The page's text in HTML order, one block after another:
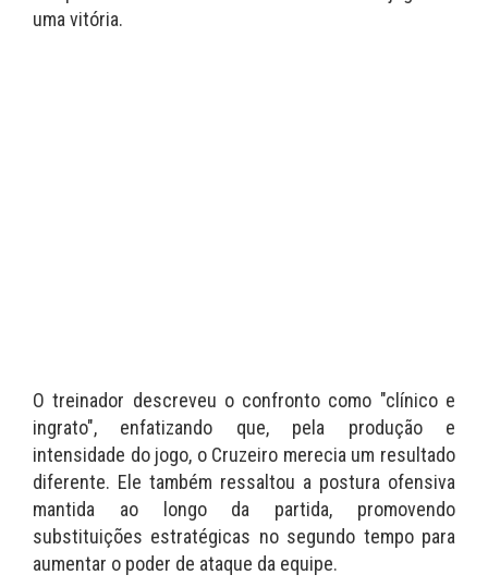
uma vitória.
O treinador descreveu o confronto como "clínico e
ingrato", enfatizando que, pela produção e
intensidade do jogo, o Cruzeiro merecia um resultado
diferente. Ele também ressaltou a postura ofensiva
mantida ao longo da partida, promovendo
substituições estratégicas no segundo tempo para
aumentar o poder de ataque da equipe.